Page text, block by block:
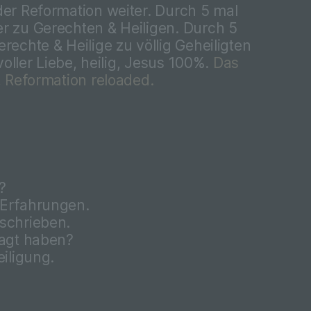
Reformation weiter. Durch 5 mal
zu Gerechten & Heiligen. Durch 5
& Heilige zu völlig Geheiligten
Liebe, heilig, Jesus 100%. Das
reloaded.
?
haben?